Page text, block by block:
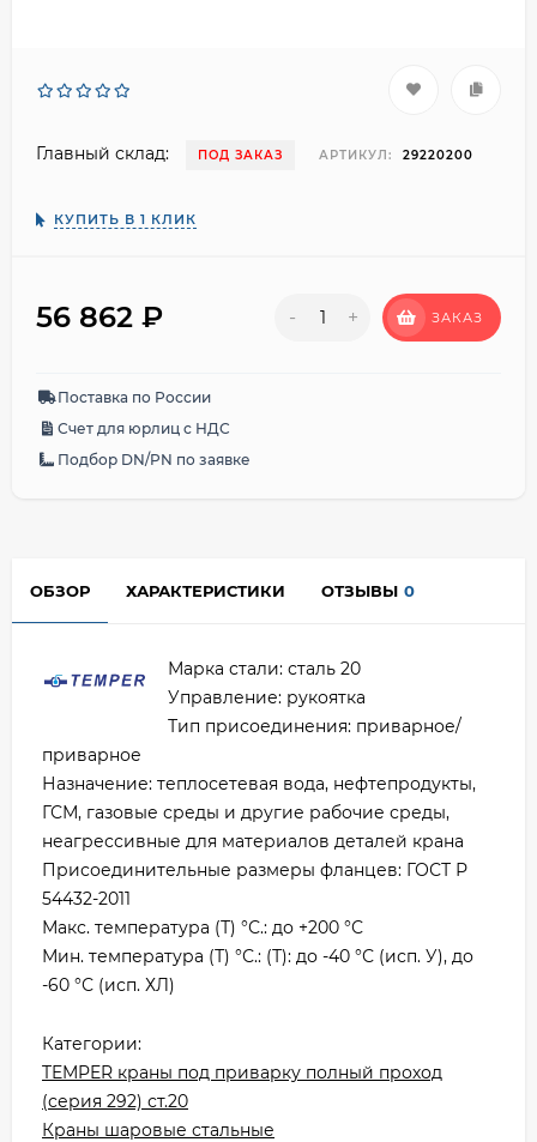
Главный склад: ПОД ЗАКАЗ АРТИКУЛ: 29220200
КУПИТЬ В 1 КЛИК
56 862 ₽ - + ЗАКАЗ
Поставка по России
Счет для юрлиц с НДС
Подбор DN/PN по заявке
ОБЗОР ХАРАКТЕРИСТИКИ ОТЗЫВЫ 0
Марка стали: сталь 20
Управление: рукоятка
Тип присоединения: приварное/
приварное
Назначение: теплосетевая вода, нефтепродукты,
ГСМ, газовые среды и другие рабочие среды,
неагрессивные для материалов деталей крана
Присоединительные размеры фланцев: ГОСТ Р
54432-2011
Макс. температура (Т) °С.: до +200 °С
Мин. температура (Т) °С.: (Т): до -40 °С (исп. У), до
-60 °С (исп. ХЛ)
Категории:
TEMPER краны под приварку полный проход
(серия 292) ст.20
Краны шаровые стальные